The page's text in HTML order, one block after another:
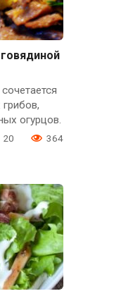
огурцов.
20 364